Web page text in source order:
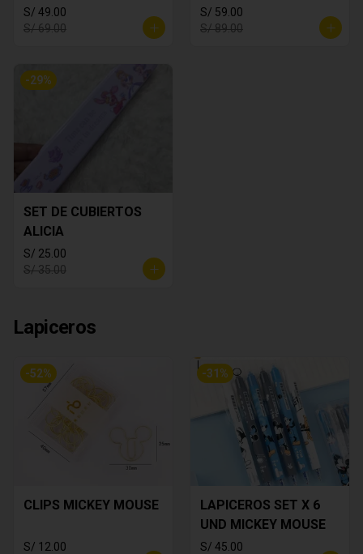
S/ 49.00
S/ 69.00
S/ 59.00
S/ 89.00
-29%
SET DE CUBIERTOS
ALICIA
S/ 25.00
S/ 35.00
Lapiceros
-52%
CLIPS MICKEY MOUSE
S/ 12.00
-31 %
LAPICEROS SET X 6
UND MICKEY MOUSE
S/ 45.00